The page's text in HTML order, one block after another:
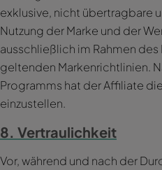
exklusive, nicht übertragbare
Nutzung der Marke und der
ausschließlich im Rahmen
geltenden Markenrichtlinien.
Programms hat der Affiliate
einzustellen.
8. Vertraulichkeit
Vor, während und nach der